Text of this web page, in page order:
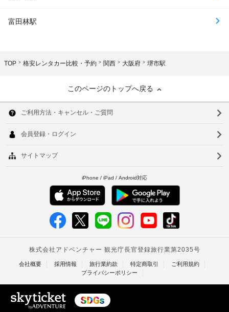
富田林駅
TOP 格安レンタカー比較・予約 関西 大阪府 堺市駅
このページのトップへ戻る